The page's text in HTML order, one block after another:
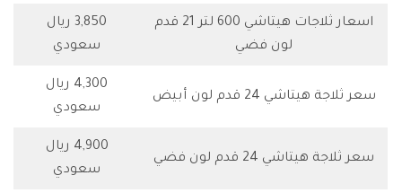
اسعار ثلاجات هيتاشي 600 لتر 21 قدم
لون فضي
3,850 ريال
سعودي
سعر ثلاجة هيتاشي 24 قدم لون أبيض
4,300 ريال
سعودي
سعر ثلاجة هيتاشي 24 قدم لون فضي
4,900 ريال
سعودي